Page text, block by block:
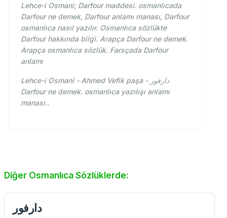
Lehce-i Osmani; Darfour maddesi. osmanlıcada
Darfour ne demek, Darfour anlamı manası, Darfour
osmanlıca nasıl yazılır. Osmanlıca sözlükte
Darfour hakkında bilgi. Arapça Darfour ne demek.
Arapça osmanlıca sözlük. Farsçada Darfour
anlamı
Lehce-i Osmani - Ahmed Vefik paşa - دارفور
Darfour ne demek. osmanlıca yazılışı anlamı
manası..
Diğer Osmanlıca Sözlüklerde:
دارفور